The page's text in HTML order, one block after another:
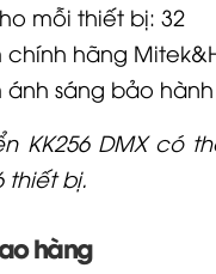
mỗi thiết bị: 32
hãng
sáng bảo
KK256 DMX có
thiết bị.
hàng